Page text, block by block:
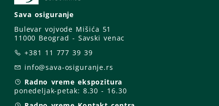
Sava osiguranje
Bulevar vojvode Mišića 51
11000 Beograd - Savski venac
+381 11 777 39 39
info@sava-osiguranje.rs
Radno vreme ekspozitura
ponedeljak-petak: 8.30 - 16.30